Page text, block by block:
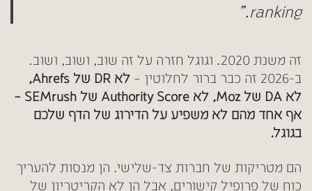
ranking.”
זה משנת 2020. וגוגל חזרה על זה שוב, ושוב, ושוב.
ב-2026 זה כבר ברור לחלוטין –
לא DR של Ahrefs,
לא DA של Moz, לא Authority Score של SEMrush –
אף אחד מהם לא משפיע על הדירוג של הדף שלכם
בגוגל.
הם מטריקות של חברות צד-שלישי. הן מנסות להעריך
כוח של פרופיל קישורים, אבל הן לא הקריטריון של